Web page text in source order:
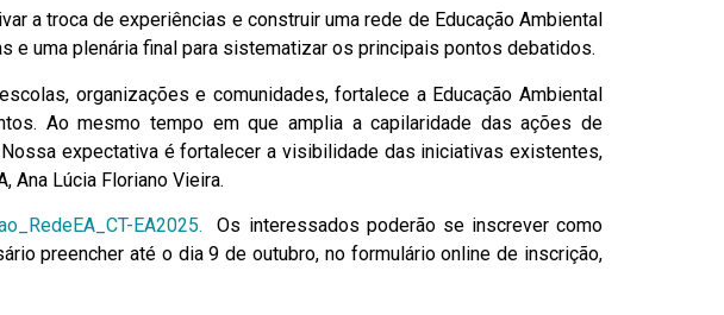
a troca de experiências e construir uma rede de Educação Ambiental
e uma plenária final para sistematizar os principais pontos debatidos.
organizações e comunidades, fortalece a Educação Ambiental
Ao mesmo tempo em que amplia a capilaridade das ações de
expectativa é fortalecer a visibilidade das iniciativas existentes,
Ana Lúcia Floriano Vieira.
EA2025.
Os interessados poderão se inscrever como
preencher até o dia 9 de outubro, no formulário online de inscrição,